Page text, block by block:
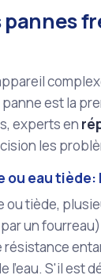
pannes
est la
experts en
les
ou eau
ou tiède,
un
résistance
l'eau. S'il est